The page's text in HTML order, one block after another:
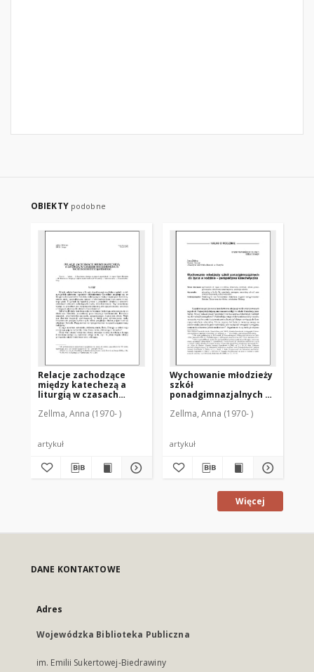
OBIEKTY podobne
Relacje zachodzące
między katechezą a
liturgią w czasach
wczesnochrześcijańskiego
Zellma, Anna (1970- )
artykuł
Wychowanie młodzieży
szkół
ponadgimnazjalnych do
perspektywa
Zellma, Anna (1970- )
artykuł
Więcej
DANE KONTAKTOWE
Adres
Wojewódzka Biblioteka Publiczna
im. Emilii Sukertowej-Biedrawiny